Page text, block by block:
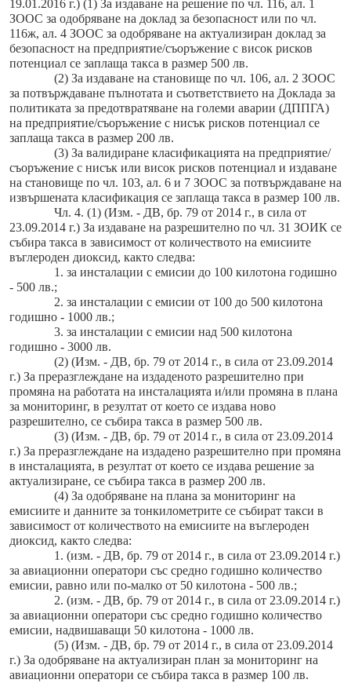
19.01.2016 г.) (1) За издаване на решение по чл. 116, ал. 1
ЗООС за одобряване на доклад за безопасност или по чл.
116ж, ал. 4 ЗООС за одобряване на актуализиран доклад за
безопасност на предприятие/съоръжение с висок рисков
потенциал се заплаща такса в размер 500 лв.
(2) За издаване на становище по чл. 106, ал. 2 ЗООС
за потвърждаване пълнотата и съответствието на Доклада за
политиката за предотвратяване на големи аварии (ДППГА)
на предприятие/съоръжение с нисък рисков потенциал се
заплаща такса в размер 200 лв.
(3) За валидиране класификацията на предприятие/
съоръжение с нисък или висок рисков потенциал и издаване
на становище по чл. 103, ал. 6 и 7 ЗООС за потвърждаване на
извършената класификация се заплаща такса в размер 100 лв.
Чл. 4. (1) (Изм. - ДВ, бр. 79 от 2014 г., в сила от
23.09.2014 г.) За издаване на разрешително по чл. 31 ЗОИК се
събира такса в зависимост от количеството на емисиите
въглероден диоксид, както следва:
1. за инсталации с емисии до 100 килотона годишно
- 500 лв.;
2. за инсталации с емисии от 100 до 500 килотона
годишно - 1000 лв.;
3. за инсталации с емисии над 500 килотона
годишно - 3000 лв.
(2) (Изм. - ДВ, бр. 79 от 2014 г., в сила от 23.09.2014
г.) За преразглеждане на издаденото разрешително при
промяна на работата на инсталацията и/или промяна в плана
за мониторинг, в резултат от което се издава ново
разрешително, се събира такса в размер 500 лв.
(3) (Изм. - ДВ, бр. 79 от 2014 г., в сила от 23.09.2014
г.) За преразглеждане на издадено разрешително при промяна
в инсталацията, в резултат от което се издава решение за
актуализиране, се събира такса в размер 200 лв.
(4) За одобряване на плана за мониторинг на
емисиите и данните за тонкилометрите се събират такси в
зависимост от количеството на емисиите на въглероден
диоксид, както следва:
1. (изм. - ДВ, бр. 79 от 2014 г., в сила от 23.09.2014 г.)
за авиационни оператори със средно годишно количество
емисии, равно или по-малко от 50 килотона - 500 лв.;
2. (изм. - ДВ, бр. 79 от 2014 г., в сила от 23.09.2014 г.)
за авиационни оператори със средно годишно количество
емисии, надвишаващи 50 килотона - 1000 лв.
(5) (Изм. - ДВ, бр. 79 от 2014 г., в сила от 23.09.2014
г.) За одобряване на актуализиран план за мониторинг на
авиационни оператори се събира такса в размер 100 лв.